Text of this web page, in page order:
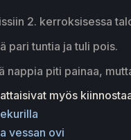
2. kerroksisessa
pari tuntia ja tuli pois.
nappia piti painaa,
myös
vessan ovi